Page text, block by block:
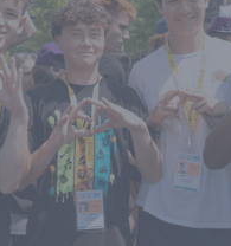
linguistique /